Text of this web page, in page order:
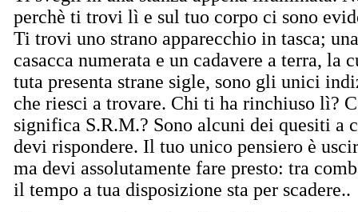
perchè ti trovi lì e sul tuo corpo ci sono
Ti trovi uno strano apparecchio in tasca; una
casacca numerata e un cadavere a terra, la
tuta presenta strane sigle, sono gli unici
che riesci a trovare. Chi ti ha rinchiuso lì?
significa S.R.M.? Sono alcuni dei quesiti a
devi rispondere. Il tuo unico pensiero è
ma devi assolutamente fare presto: tra
il tempo a tua disposizione sta per scadere..